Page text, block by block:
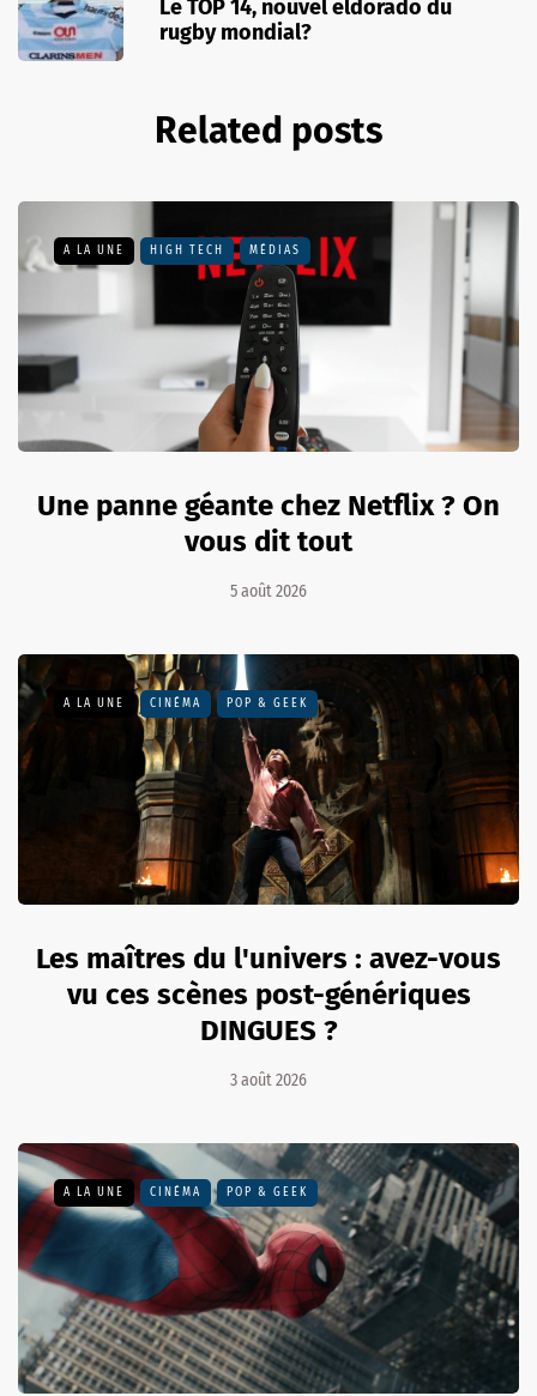
Le TOP 14, nouvel eldorado du
rugby mondial?
Related posts
A LA UNE HIGH TECH MÉDIAS
Une panne géante chez Netflix ? On
vous dit tout
5 août 2026
A LA UNE CINÉMA POP & GEEK
Les maîtres du l'univers : avez-vous
vu ces scènes post-génériques
DINGUES ?
3 août 2026
A LA UNE CINÉMA POP & GEEK